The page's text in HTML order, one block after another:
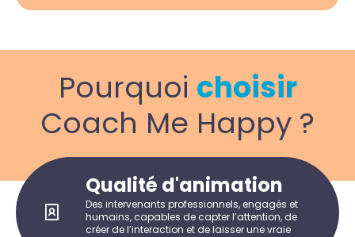
Pourquoi choisir
Coach Me Happy ?
Qualité d'animation
Des intervenants professionnels, engagés et
humains, capables de capter l’attention, de
créer de l’interaction et de laisser une vraie